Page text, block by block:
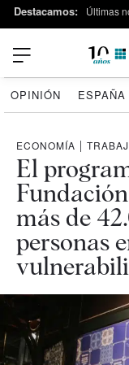
Destacamos: Últimas
OPINIÓN ESPAÑA
ECONOMÍA |
El
más de
personas